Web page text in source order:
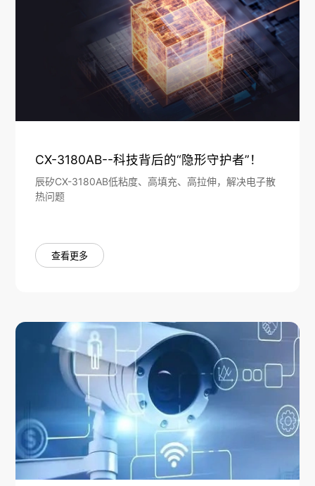
CX-3180AB--科技背后的“隐形守护者”！
辰矽CX-3180AB低粘度、高填充、高拉伸，解决电子散
热问题
查看更多